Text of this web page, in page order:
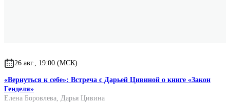
26 авг., 19:00 (МСК)
«Вернуться к себе»: Встреча с Дарьей Цивиной о книге «Закон
Генделя»
Елена Боровлева, Дарья Цивина